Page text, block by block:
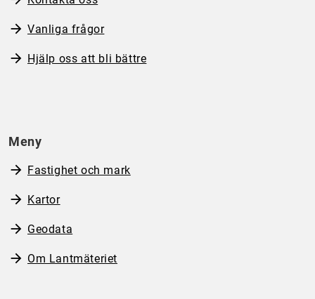
Vanliga frågor
Hjälp oss att bli bättre
Meny
Fastighet och mark
Kartor
Geodata
Om Lantmäteriet